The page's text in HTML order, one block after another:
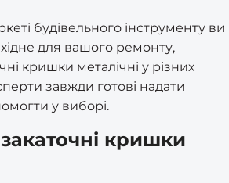
будівельного інструменту ви
для вашого ремонту,
кришки металічні у різних
завжди готові надати
у виборі.
кришки